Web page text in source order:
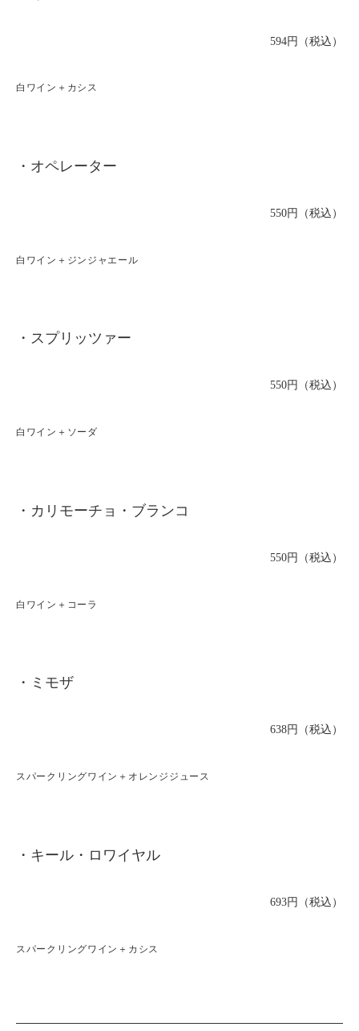
594円（税込）
白ワイン＋カシス
・オペレーター
550円（税込）
白ワイン＋ジンジャエール
・スプリッツァー
550円（税込）
白ワイン＋ソーダ
・カリモーチョ・ブランコ
550円（税込）
白ワイン＋コーラ
・ミモザ
638円（税込）
スパークリングワイン＋オレンジジュース
・キール・ロワイヤル
693円（税込）
スパークリングワイン＋カシス